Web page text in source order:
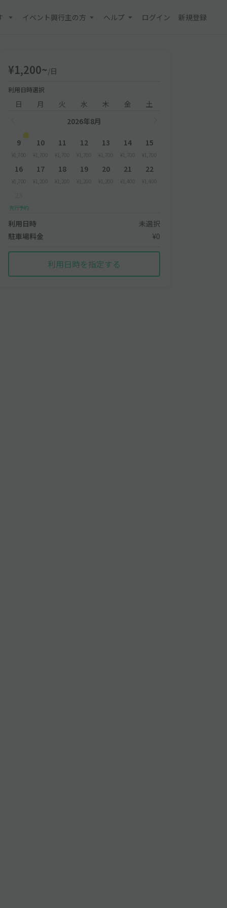
イベント興行主の方 ヘルプ ログイン 新規登録
¥1,200~/日
利用日時選択
日 月 火 水 木 金
土
2026年8月
9
¥1,700
10
¥1,700
11
¥1,700
12
¥1,700
13
¥1,700
14
¥1,700
15
¥1,700
16
¥1,700
17
¥1,200
18
¥1,200
19
¥1,200
20
¥1,200
21
¥1,400
22
¥1,400
先行予約
利用日時
未選択
駐車場料金
¥0
利用日時を指定する